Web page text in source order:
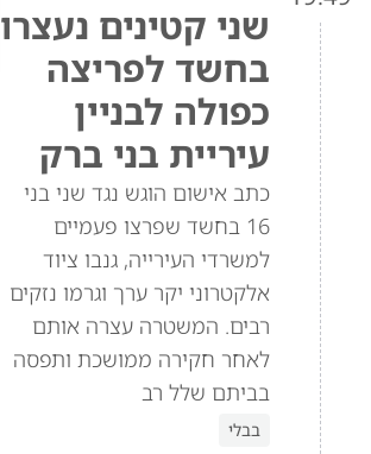
שני קטינים נעצרו
בחשד לפריצה
כפולה לבניין
עיריית בני ברק
כתב אישום הוגש נגד שני בני
16 בחשד שפרצו פעמיים
למשרדי העירייה, גנבו ציוד
אלקטרוני יקר ערך וגרמו נזקים
רבים. המשטרה עצרה אותם
לאחר חקירה ממושכת ותפסה
בביתם שלל רב
בבלי